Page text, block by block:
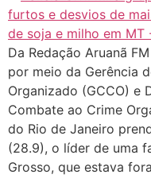
Da Redação Aruanã
por meio da Gerência
Organizado (GCCO) e
Combate ao Crime
do Rio de Janeiro
(28.9), o líder de uma
Grosso, que estava